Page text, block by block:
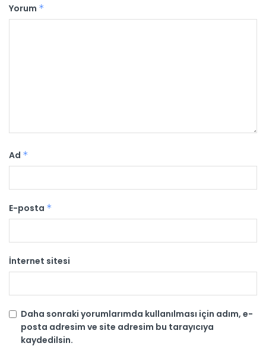
Yorum *
Ad *
E-posta *
İnternet sitesi
Daha sonraki yorumlarımda kullanılması için adım, e-
posta adresim ve site adresim bu tarayıcıya
kaydedilsin.